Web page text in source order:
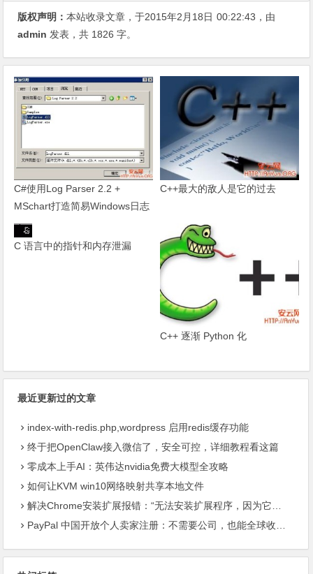
版权声明：本站收录文章，于2015年2月18日 00:22:43 ，由
admin 发表，共 1826 字。
C#使用Log Parser 2.2 +
MSchart打造简易Windows日志
分析工具
C++最大的敌人是它的过去
C 语言中的指针和内存泄漏
C++ 逐渐 Python 化
最近更新过的文章
index-with-redis.php,wordpress 启用redis缓存功能
终于把OpenClaw接入微信了，安全可控，详细教程看这篇
零成本上手AI：英伟达nvidia免费大模型全攻略
如何让KVM win10网络映射共享本地文件
解决Chrome安装扩展报错：“无法安装扩展程序，因为它使用了不受支持的清单版本“
PayPal 中国开放个人卖家注册：不需要公司，也能全球收款了